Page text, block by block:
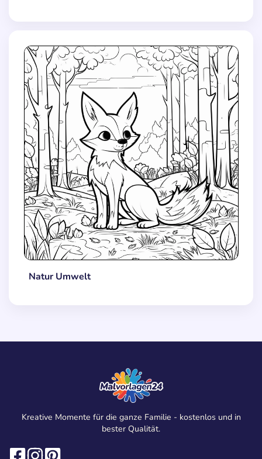
Natur Umwelt
Kreative Momente für die ganze Familie - kostenlos und in
bester Qualität.